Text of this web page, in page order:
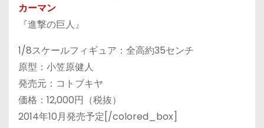
カーマン
『進撃の巨人』
1/8スケールフィギュア：全高約35センチ
原型：小笠原健人
発売元：コトブキヤ
価格：12,000円（税抜）
2014年10月発売予定[/colored_box]